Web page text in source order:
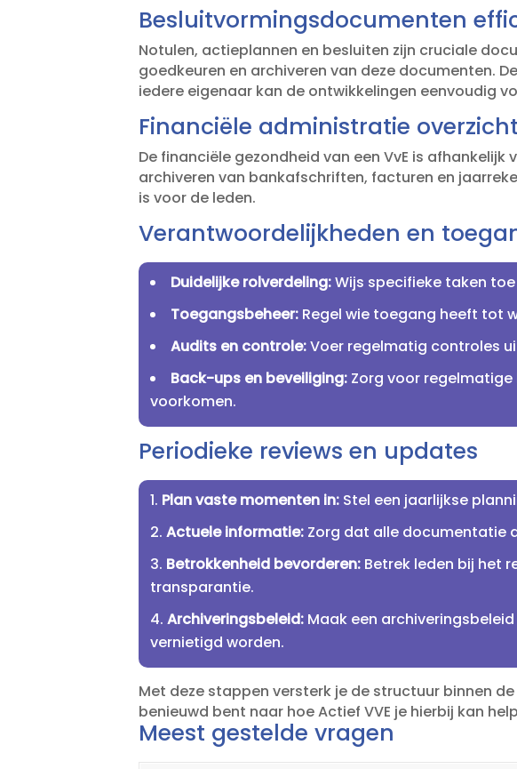
Besluitvormingsdocumenten
Notulen, actieplannen en besluiten zijn cruciale
goedkeuren en archiveren van deze documenten.​
iedere eigenaar kan de ontwikkelingen eenvoudig
Financiële administratie
De financiële gezondheid van een VvE is
archiveren van bankafschriften, facturen en
is voor de leden.​
Verantwoordelijkheden en
Duidelijke rolverdeling:Wijs specifieke taken
Toegangsbeheer: Regel wie toegang heeft tot
Audits en controle:Voer regelmatig controles
Back-ups en beveiliging: Zorg voor
voorkomen.​
Periodieke reviews en updates
Plan vaste momenten in: Stel een jaarlijkse
Actuele informatie: Zorg dat alle documentatie
Betrokkenheid bevorderen: Betrek leden bij het
transparantie.​
Archiveringsbeleid: Maak een
vernietigd worden.​
Met deze stappen versterk je de structuur binnen
benieuwd bent naar hoe Actief VVE je hierbij kan
Meest gestelde vragen